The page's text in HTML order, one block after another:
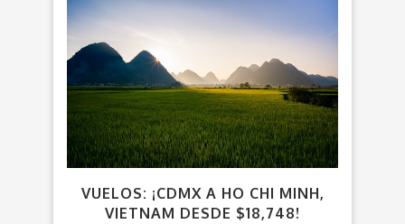
VUELOS: ¡CDMX A HO CHI MINH,
VIETNAM DESDE $18,748!